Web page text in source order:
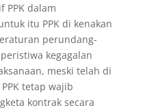
PPK dalam
itu PPK di kenakan
perundang-
kegagalan
meski telah di
tetap wajib
kontrak secara